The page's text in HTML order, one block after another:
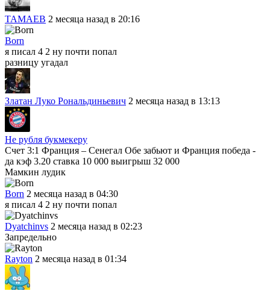
TAMAEB 2 месяца назад в 20:16
Born
я писал 4 2 ну почти попал
разницу угадал
Златан Луко Рональдиньевич 2 месяца назад в 13:13
Не рубля букмекеру
Счет 3:1 Франция – Сенегал Обе забьют и Франция победа -
да кэф 3.20 ставка 10 000 выигрыш 32 000
Мамкин лудик
Born 2 месяца назад в 04:30
я писал 4 2 ну почти попал
Dyatchinvs 2 месяца назад в 02:23
Запредельно
Rayton 2 месяца назад в 01:34